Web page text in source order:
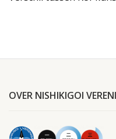
OVER NISHIKIGOI